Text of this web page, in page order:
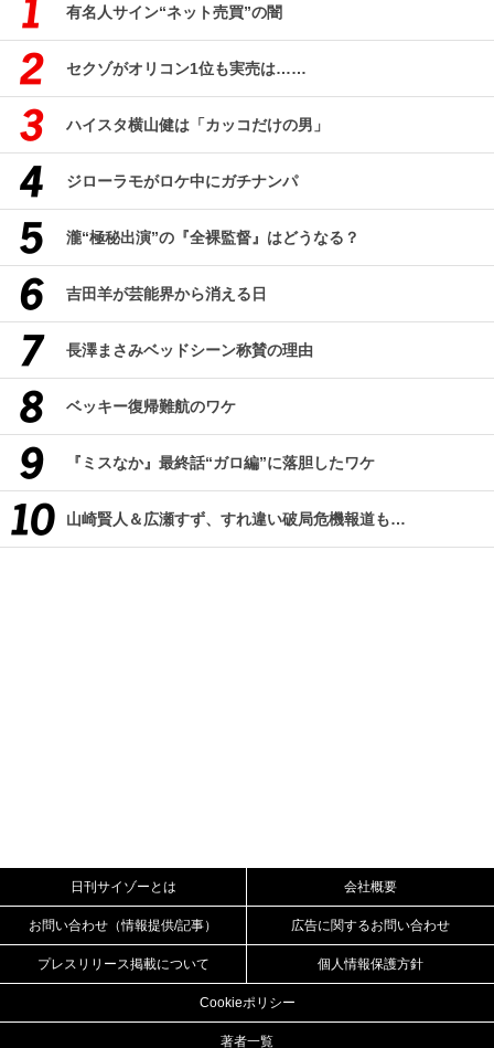
有名人サイン“ネット売買”の闇
セクゾがオリコン1位も実売は……
ハイスタ横山健は「カッコだけの男」
ジローラモがロケ中にガチナンパ
瀧“極秘出演”の『全裸監督』はどうなる？
吉田羊が芸能界から消える日
長澤まさみベッドシーン称賛の理由
ベッキー復帰難航のワケ
『ミスなか』最終話“ガロ編”に落胆したワケ
山崎賢人＆広瀬すず、すれ違い破局危機報道も…
日刊サイゾーとは 会社概要
お問い合わせ（情報提供/記事） 広告に関するお問い合わせ
プレスリリース掲載について 個人情報保護方針
Cookieポリシー
著者一覧